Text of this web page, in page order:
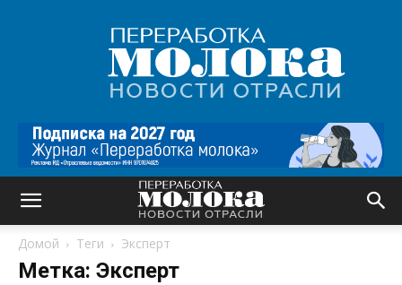
Переработка
молока
|
Новости
Домой Теги Эксперт
Метка: Эксперт